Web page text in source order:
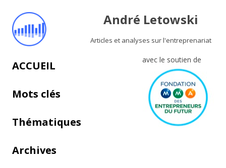
André Letowski
Articles et analyses sur l'entreprenariat
avec le soutien de
Aller au contenu principal
ACCUEIL
Mots clés
Thématiques
Archives